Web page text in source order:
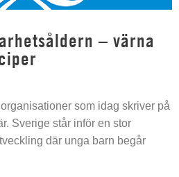
– värna
som idag skriver på
Sverige står inför en stor
där unga barn begår